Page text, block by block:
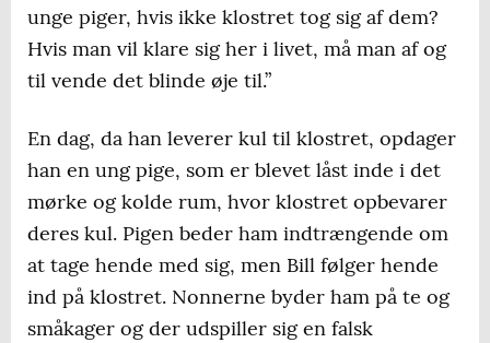
unge piger, hvis ikke klostret tog sig af dem?
Hvis man vil klare sig her i livet, må man af og
til vende det blinde øje til.”
En dag, da han leverer kul til klostret, opdager
han en ung pige, som er blevet låst inde i det
mørke og kolde rum, hvor klostret opbevarer
deres kul. Pigen beder ham indtrængende om
at tage hende med sig, men Bill følger hende
ind på klostret. Nonnerne byder ham på te og
småkager og der udspiller sig en falsk